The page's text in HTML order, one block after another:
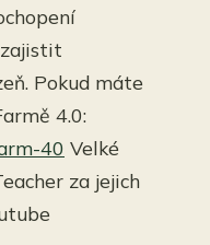
Pokud máte
4.0:
40 Velké
za jejich